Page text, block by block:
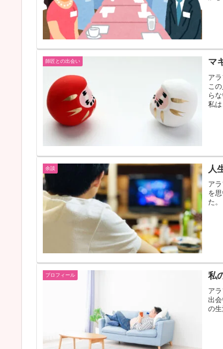
師匠との出会い マ
ア
こ
ら
私
余談 人
ア
を
た。
プロフィール 私
ア
出
の